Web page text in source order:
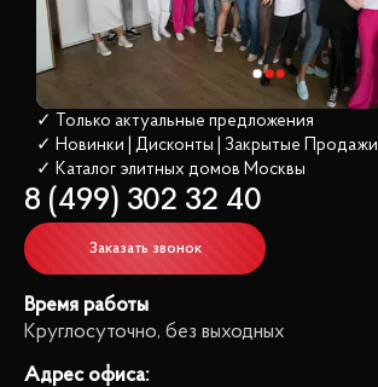
✓ Только актуальные предложения
✓ Новинки | Дисконты | Закрытые Продажи
✓ Каталог элитных домов Москвы
8 (499) 302 32 40
Заказать звонок
Время работы
Круглосуточно, без выходных
Адрес офиса: